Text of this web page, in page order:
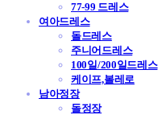
77-99 드레스
여아드레스
돌드레스
주니어드레스
100일/200일드레스
케이프,볼레로
남아정장
돌정장